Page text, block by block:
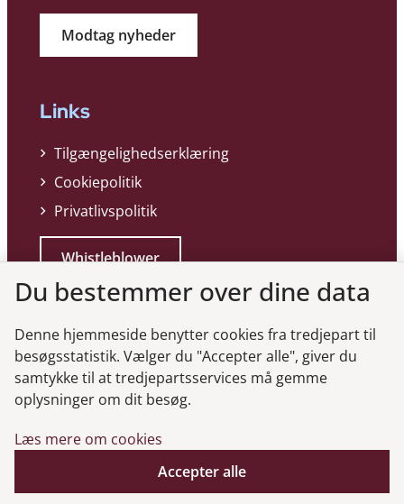
Modtag nyheder
Links
Tilgængelighedserklæring
Cookiepolitik
Privatlivspolitik
Whistleblower
Genveje
Gå til virksomhedsregisteret
Gå til selskabsmeddelelser
Du bestemmer over dine data
Denne hjemmeside benytter cookies fra tredjepart til
besøgsstatistik. Vælger du "Accepter alle", giver du
samtykke til at tredjepartsservices må gemme
oplysninger om dit besøg.
Læs mere om cookies
Accepter alle